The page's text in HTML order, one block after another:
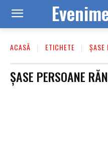
ACASĂ ETICHETE ȘASE
ȘASE PERSOANE